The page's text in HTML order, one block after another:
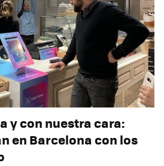
y con nuestra cara:
en Barcelona con los